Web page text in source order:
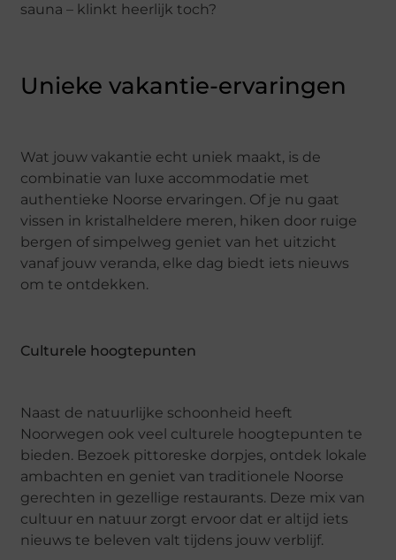
sauna – klinkt heerlijk toch?
Unieke vakantie-ervaringen
Wat jouw vakantie echt uniek maakt, is de
combinatie van luxe accommodatie met
authentieke Noorse ervaringen. Of je nu gaat
vissen in kristalheldere meren, hiken door ruige
bergen of simpelweg geniet van het uitzicht
vanaf jouw veranda, elke dag biedt iets nieuws
om te ontdekken.
Culturele hoogtepunten
Naast de natuurlijke schoonheid heeft
Noorwegen ook veel culturele hoogtepunten te
bieden. Bezoek pittoreske dorpjes, ontdek lokale
ambachten en geniet van traditionele Noorse
gerechten in gezellige restaurants. Deze mix van
cultuur en natuur zorgt ervoor dat er altijd iets
nieuws te beleven valt tijdens jouw verblijf.